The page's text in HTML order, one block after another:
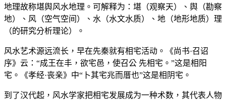
地理故称堪舆风水地理。可解释为：堪（观察天）、舆（勘察
地）、风（空气空间）、水（水文水质）、地（地形地质）理
（的研究分析理论）。
风水艺术源远流长，早在先秦就有相宅活动。《尚书·召诏
序》云：“成王在丰，欲宅邑，使召公 先相宅。”这是相阳
宅。《孝经·丧亲》中“卜其宅兆而厝也”这是相阴宅。
到了汉代起，风水学家把相宅发展成为一种术数，其代表人物